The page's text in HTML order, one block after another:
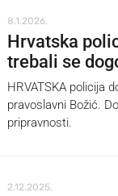
8.1.2026.
Hrvatska
trebali se
HRVATSKA policija
pravoslavni Božić.
pripravnosti.
2.12.2025.